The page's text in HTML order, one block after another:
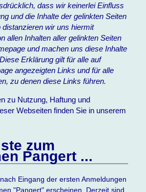
dass wir keinerlei Einfluss
und die Inhalte der gelinkten Seiten
distanzieren wir uns hiermit
allen Inhalten aller gelinkten Seiten
und machen uns diese Inhalte
Erklärung gilt für alle auf
angezeigten Links und für alle
zu denen diese Links führen.
zu Nutzung, Haftung und
Webseiten finden Sie in unserem
zum
Pangert ...
Eingang der ersten Anmeldungen
"Pangert" erscheinen. Derzeit sind